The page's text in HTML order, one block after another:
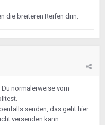
die breiteren Reifen drin.
normalerweise vom
senden, das geht hier
versenden kann.